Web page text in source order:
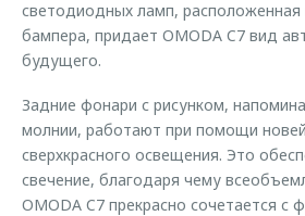
светодиодных ламп,
бампера, придает OMODA C7 вид
будущего.
Задние фонари с рисунком,
молнии, работают при помощи
сверхкрасного освещения. Это
свечение, благодаря чему
OMODA C7 прекрасно сочетается с